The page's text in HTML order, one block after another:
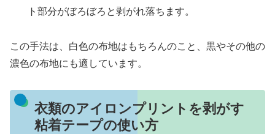
ト部分がぼろぼろと剥がれ落ちます。
この手法は、白色の布地はもちろんのこと、黒やその他の
濃色の布地にも適しています。
衣類のアイロンプリントを剥がす
粘着テープの使い方